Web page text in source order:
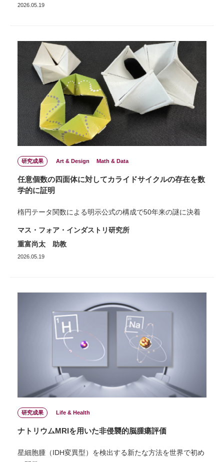
2026.05.19
研究成果 Art & Design Math & Data
任意個数の四面体に対してカライドサイクルの存在を数
学的に証明
楕円テータ関数による明示公式の構成で50年来の謎に決着
マス・フォア・インダストリ研究所
重富尚太 助教
2026.05.19
研究成果 Life & Health
ナトリウムMRIを用いた非侵襲的脳腫瘍評価
星細胞腫（IDH変異型）を検出する新たな方法を世界で初め